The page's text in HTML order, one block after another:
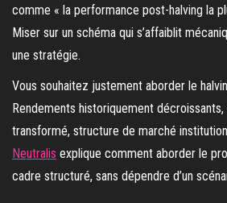
comme « la performance post-halving la
Miser sur un schéma qui s’affaiblit
une stratégie.
Vous souhaitez justement aborder le
Rendements historiquement
transformé, structure de marché
Neutralis explique comment aborder le
cadre structuré, sans dépendre d’un